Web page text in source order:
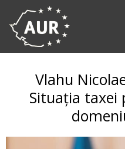
Vlahu
Situația taxei